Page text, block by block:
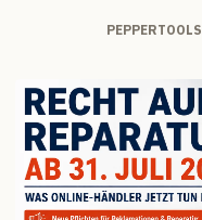
PEPPERTOOLS